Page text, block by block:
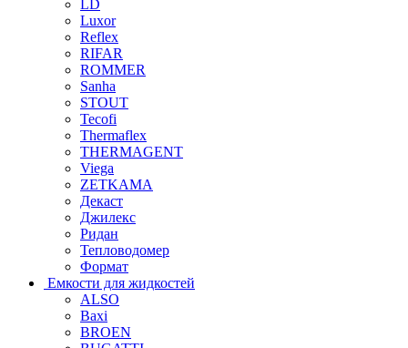
LD
Luxor
Reflex
RIFAR
ROMMER
Sanha
STOUT
Tecofi
Thermaflex
THERMAGENT
Viega
ZETKAMA
Декаст
Джилекс
Ридан
Тепловодомер
Формат
Емкости для жидкостей
ALSO
Baxi
BROEN